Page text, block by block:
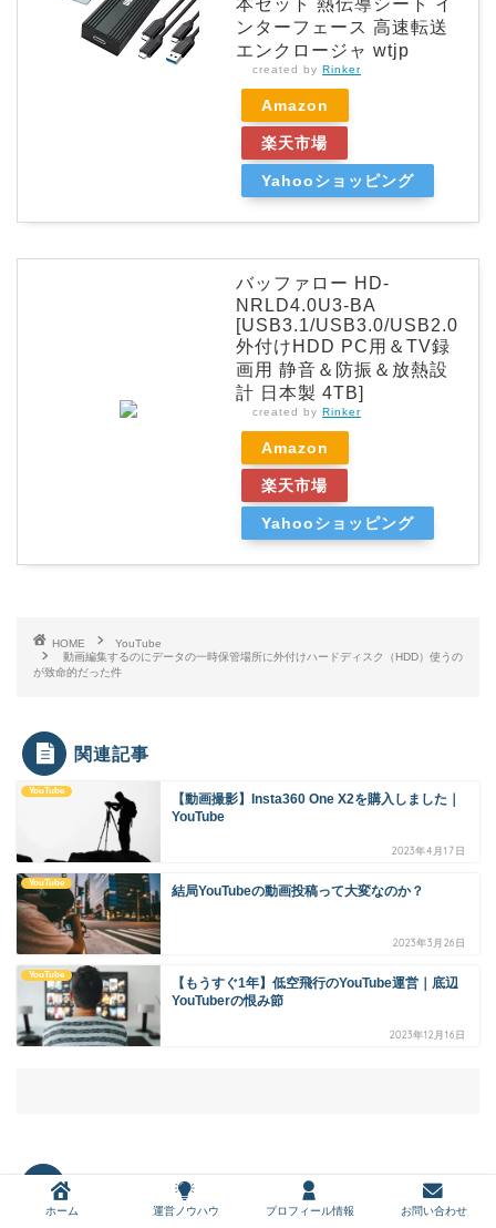
ンターフェース 高速転送
エンクロージャ wtjp
created by Rinker
Amazon
楽天市場
Yahooショッピング
バッファロー HD-
NRLD4.0U3-BA
[USB3.1/USB3.0/USB2.0
外付けHDD PC用＆TV録
画用 静音＆防振＆放熱設
計 日本製 4TB]
created by Rinker
Amazon
楽天市場
Yahooショッピング
HOME
YouTube
動画編集するのにデータの一時保管場所に外付けハードディスク（HDD）使うの
が致命的だった件
関連記事
YouTube
【動画撮影】Insta360 One X2を購入しました｜
YouTube
2023年4月17日
YouTube
結局YouTubeの動画投稿って大変なのか？
2023年3月26日
YouTube
【もうすぐ1年】低空飛行のYouTube運営｜底辺
YouTuberの恨み節
2023年12月16日
ホーム 運営ノウハウ プロフィール情報 お問い合わせ